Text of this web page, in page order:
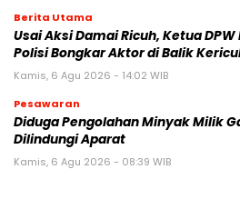
Berita Utama
Usai Aksi Damai Ricuh, Ketua
Polisi Bongkar Aktor di Balik
Kamis, 6 Agu 2026 - 14:02 WIB
Pesawaran
Diduga Pengolahan Minyak Milik
Dilindungi Aparat
Kamis, 6 Agu 2026 - 08:39 WIB